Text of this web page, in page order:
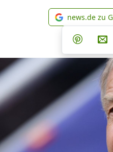
news.de zu
Teilen